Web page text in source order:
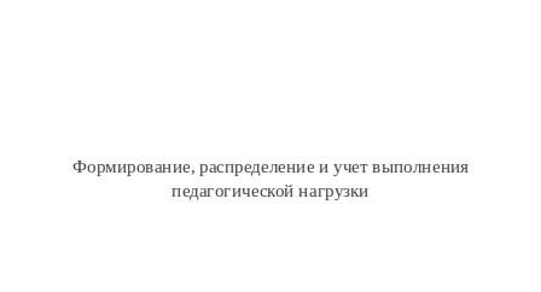
Формирование, распределение и учет выполнения
педагогической нагрузки
И другое